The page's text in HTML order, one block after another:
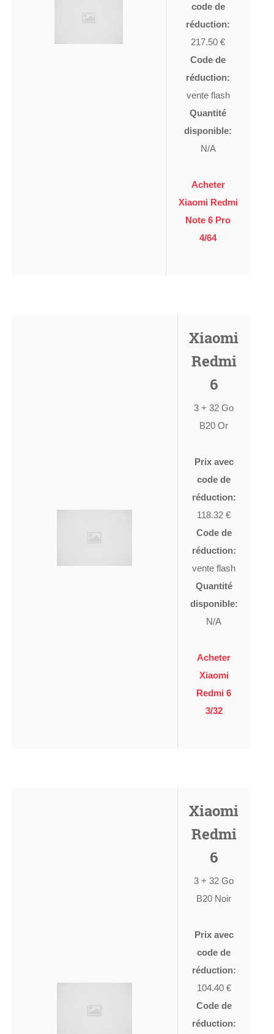
code de
réduction:
217.50 €
Code de
réduction:
vente flash
Quantité
disponible:
N/A
Acheter
Xiaomi Redmi
Note 6 Pro
4/64
Xiaomi
Redmi
6
3 + 32 Go
B20 Or
Prix avec
code de
réduction:
118.32 €
Code de
réduction:
vente flash
Quantité
disponible:
N/A
Acheter
Xiaomi
Redmi 6
3/32
Xiaomi
Redmi
6
3 + 32 Go
B20 Noir
Prix avec
code de
réduction:
104.40 €
Code de
réduction: